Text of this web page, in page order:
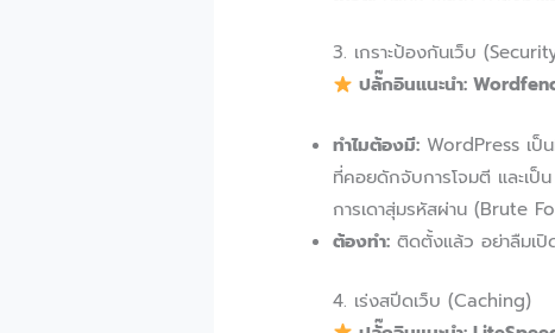
3. เกราะป้องกันเว็บ
ปลั๊กอินแนะนำ:
ทำไมต้องมี: WordPress เป็
ที่คอยดักจับการโจมตี และเ
การเดาสุ่มรหัสผ่าน (Brute
ต้องทำ: ติดตั้งแล้ว อย่าลืมเ
4. เร่งสปีดเว็บ (Caching)